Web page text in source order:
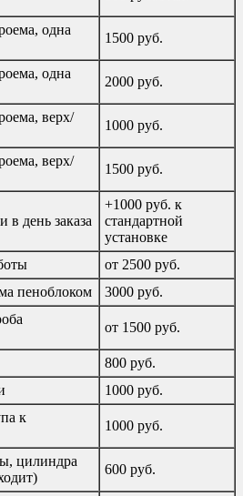
одна
1500 руб.
одна
2000 руб.
верх/
1000 руб.
верх/
1500 руб.
в день заказа
+1000 руб. к
стандартной
установке
от 2500 руб.
пеноблоком
3000 руб.
от 1500 руб.
800 руб.
1000 руб.
к
1000 руб.
цилиндра
600 руб.